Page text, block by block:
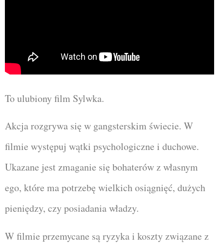
To ulubiony film Sylwka.
Akcja rozgrywa się w gangsterskim świecie. W
filmie występuj wątki psychologiczne i duchowe.
Ukazane jest zmaganie się bohaterów z własnym
ego, które ma potrzebę wielkich osiągnięć, dużych
pieniędzy, czy posiadania władzy.
W filmie przemycane są ryzyka i koszty związane z